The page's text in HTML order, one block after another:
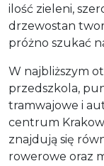
ilość zieleni,
drzewostan
próżno szukać
W najbliższym
przedszkola,
tramwajowe i
centrum
znajdują się
rowerowe oraz